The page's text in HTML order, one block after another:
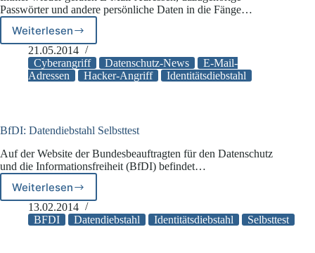
Passwörter und andere persönliche Daten in die Fänge…
Weiterlesen
Wie
Sie
überprüfen
können,
schon
Netz
kursieren
21.05.2014
Cyberangriff
Datenschutz-News
E-Mail-
Adressen
Hacker-Angriff Identitätsdiebstahl
BfDI: Datendiebstahl Selbsttest
Auf der Website der Bundesbeauftragten für den Datenschutz
und die Informationsfreiheit (BfDI) befindet…
Weiterlesen
BfDI:
Datendiebstahl
Selbsttest
13.02.2014
BFDI
Datendiebstahl Identitätsdiebstahl Selbsttest